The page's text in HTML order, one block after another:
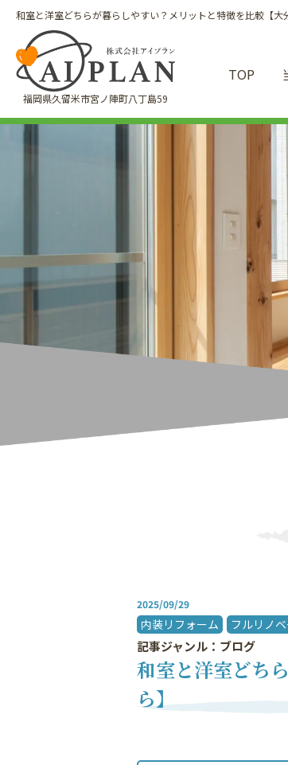
和室と洋室どちらが暮らしやすい？メリットと特徴を比較【
福岡県久留米市宮ノ陣町八丁島59
TOP
2025/09/29
内装リフォーム フルリノ
記事ジャンル：ブログ
和室と洋室どち
ら】